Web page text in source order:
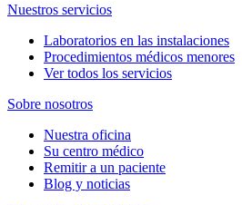
Nuestros servicios
Laboratorios en las instalaciones
Procedimientos médicos menores
Ver todos los servicios
Sobre nosotros
Nuestra oficina
Su centro médico
Remitir a un paciente
Blog y noticias